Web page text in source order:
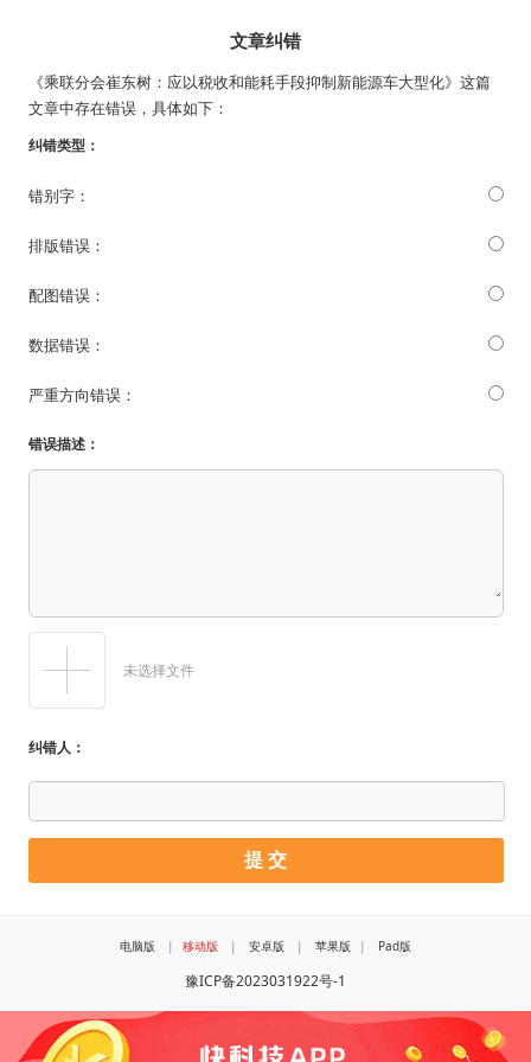
文章纠错
《乘联分会崔东树：应以税收和能耗手段抑制新能源车大型化》这篇
文章中存在错误，具体如下：
纠错类型：
错别字：
排版错误：
配图错误：
数据错误：
严重方向错误：
错误描述：
未选择文件
纠错人：
电脑版 | 移动版 | 安卓版 | 苹果版 | Pad版
豫ICP备2023031922号-1